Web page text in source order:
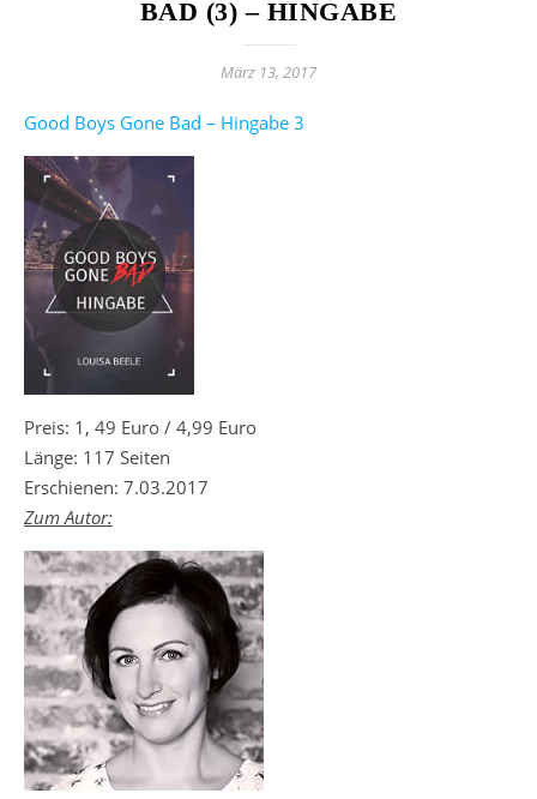
BAD (3) – HINGABE
März 13, 2017
Good Boys Gone Bad – Hingabe 3
Preis: 1, 49 Euro / 4,99 Euro
Länge: 117 Seiten
Erschienen: 7.03.2017
Zum Autor: